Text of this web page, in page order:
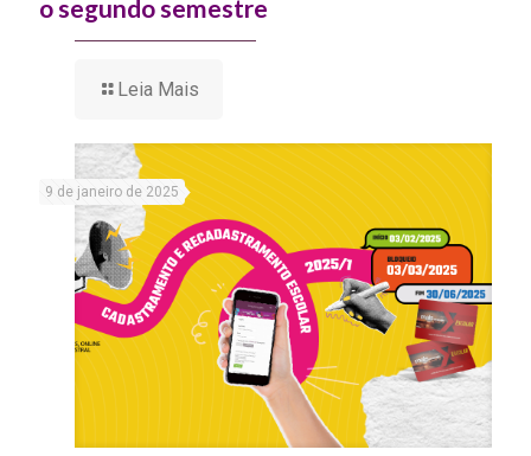
o segundo semestre
Leia Mais
9 de janeiro de 2025